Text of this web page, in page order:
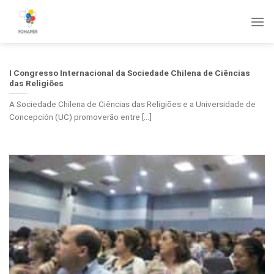
content
I Congresso Internacional da Sociedade Chilena de Ciências
das Religiões
A Sociedade Chilena de Ciências das Religiões e a Universidade de
Concepción (UC) promoverão entre [...]